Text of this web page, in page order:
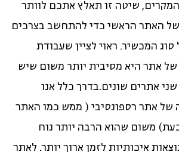
המקרים, שיטה זו תאלץ אתכם לוותר
האתר הראשי כדי להתחשב בצרכים
סוג המכשיר. ראוי לציין שעבודת
אתר היא מסיבית יותר משום שיש
אתרים שונים.בדרך כלל אנו
של אתר רספונסיבי ( ממש כמו האתר
משום שהוא הרבה יותר נוח
איכותיות לזמן ארוך יותר. לאתר